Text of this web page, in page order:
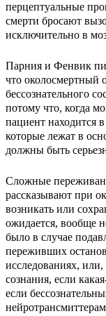
перцептуальные
смерти бросают
исключительно в
Парния и Фенвик
что околосмертный
бессознательного
потому что, когда
пациент находится
которые лежат в
должны быть
Сложные
рассказывают при
возникать или
ожидается, вообще
было в случае
переживших
исследованиях,
сознания, если
если